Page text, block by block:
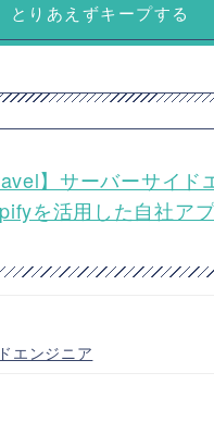
とりあえずキープする
】サーバーサイド
を活用した自社ア
エンジニア